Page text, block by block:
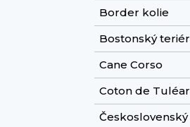
Border kolie
Bostonský teriér
Cane Corso
Coton de Tuléar
Československý